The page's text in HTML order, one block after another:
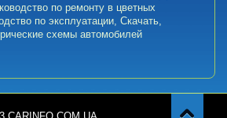
по ремонту в цветных
по эксплуатации Скачать
схемы автомобилей